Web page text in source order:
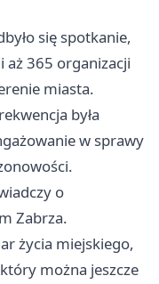
się spotkanie,
aż 365 organizacji
miasta.
była
w sprawy
o
Zabrza.
życia miejskiego,
można jeszcze